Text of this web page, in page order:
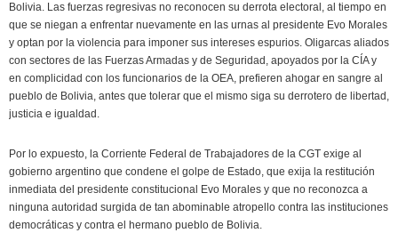
Bolivia. Las fuerzas regresivas no reconocen su derrota electoral, al tiempo en
que se niegan a enfrentar nuevamente en las urnas al presidente Evo Morales
y optan por la violencia para imponer sus intereses espurios. Oligarcas aliados
con sectores de las Fuerzas Armadas y de Seguridad, apoyados por la CÍA y
en complicidad con los funcionarios de la OEA, prefieren ahogar en sangre al
pueblo de Bolivia, antes que tolerar que el mismo siga su derrotero de libertad,
justicia e igualdad.
Por lo expuesto, la Corriente Federal de Trabajadores de la CGT exige al
gobierno argentino que condene el golpe de Estado, que exija la restitución
inmediata del presidente constitucional Evo Morales y que no reconozca a
ninguna autoridad surgida de tan abominable atropello contra las instituciones
democráticas y contra el hermano pueblo de Bolivia.